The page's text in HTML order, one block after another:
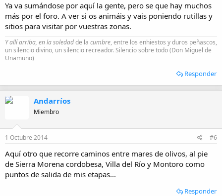
Ya va sumándose por aquí la gente, pero se que hay muchos
más por el foro. A ver si os animáis y vais poniendo rutillas y
sitios para visitar por vuestras zonas.
Y allí arriba, en la soledadde la cumbre, entre los enhiestos y duros peñascos,
un silencio divino, un silencio recreador. Silencio sobre todo (Don Miguel de
Unamuno)
Responder
Andarríos
Miembro
1 Octubre 2014 #6
Aquí otro que recorre caminos entre mares de olivos, al pie
de Sierra Morena cordobesa, Villa del Río y Montoro como
puntos de salida de mis etapas...
Responder